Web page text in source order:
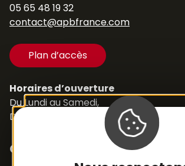
05 65 48 19 32
contact@apbfrance.com
Plan d’accès
Horaires d’ouverture
Du Lundi au Samedi,
De 8h30 à 12h et de 14h à 18h
Contacts